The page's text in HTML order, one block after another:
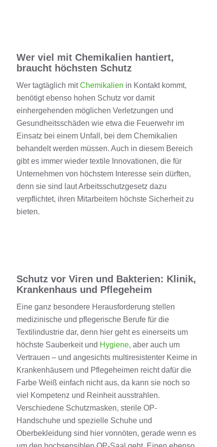
Wer viel mit Chemikalien hantiert,
braucht höchsten Schutz
Wer tagtäglich mitChemikalien in Kontaktkommt,
benötigt ebenso hohen Schutz vor damit
einhergehenden möglichen Verletzungen und
Gesundheitsschäden wie etwa die Feuerwehr im
Einsatz bei einem Unfall, bei dem Chemikalien
behandelt werden müssen. Auch in diesem Bereich
gibt es immer wieder textileInnovationen, die für
Unternehmen von höchstem Interesse sein dürften,
denn sie sind laut Arbeitsschutzgesetz dazu
verpflichtet, ihren Mitarbeitern höchste Sicherheit zu
bieten.
Schutz vor Viren und Bakterien: Klinik,
Krankenhaus und Pflegeheim
Eine ganz besondereHerausforderung stellen
medizinische und pflegerischeBerufe für die
Textilindustriedar, denn hier geht es einerseits um
höchste Sauberkeit und Hygiene, aber auch um
Vertrauen –und angesichts multiresistenter Keime in
Krankenhäusern und Pflegeheimen reicht dafür die
Farbe Weiß einfach nicht aus, da kann sie noch so
viel Kompetenz und Reinheit ausstrahl en.
Verschiedene Schutzmasken, sterile OP-
Handschuhe und spezielle Schuhe und
Oberbekleidung sind hier vonnöten, gerade wenn es